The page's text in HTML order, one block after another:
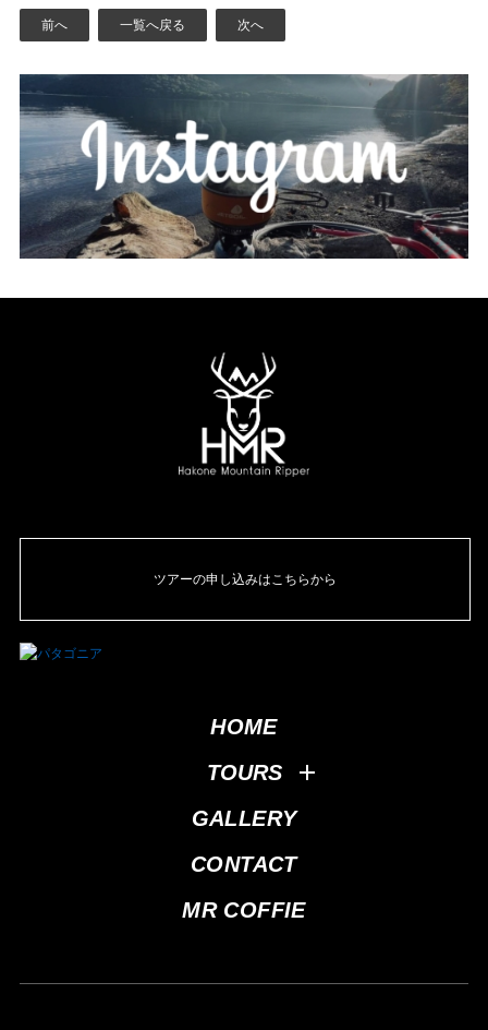
前へ 一覧へ戻る 次へ
ツアーの申し込みはこちらから
HOME
TOURS
GALLERY
CONTACT
MR COFFIE